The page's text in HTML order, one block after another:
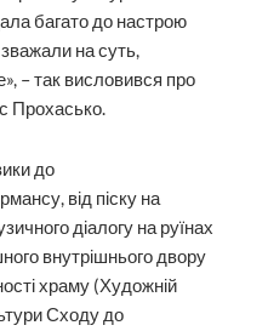
багато до настрою
зважали на суть,
– так висловився про
Прохасько.
до
від піску на
діалогу на руїнах
внутрішнього двору
храму (Художній
Сходу до